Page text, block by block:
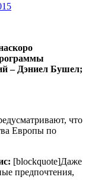
– Дэниел Бушел;
что
Европы по
[blockquote]Даже
предпочтения,